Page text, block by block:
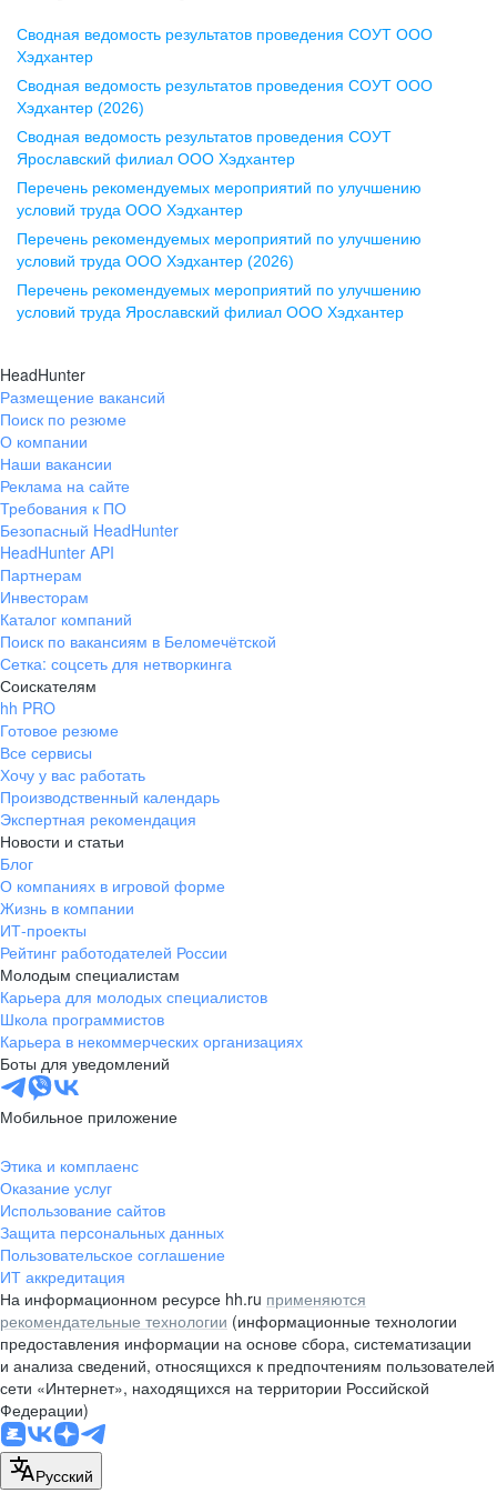
Воронеж
ул. Комиссаржевской, д. 10,
офис 1212
+7 473 280-05-05
pr@vrn.hh.ru
ул. Спартаковская, д. 2А, этаж 3,
помещение 15
+7 843 212-12-50
Екатеринбург
ул. Боевых Дружин, стр. 20,
+7 343 226-79-99
pr@ural.hh.ru
ул. Янковского, д. 169, 7 этаж,
706 каб.
+7 861 205-55-57
pr@krd.hh.ru
Владивосток
пер. Ланинский д. 4, офис 3.4
+7 423 202-33-28
pr@dv.hh.ru
Новосибирск
ул. Большевистская, д. 35,
помещение 21
+7 383 207-94-64
pr@nsk.hh.ru
Минск
пр-т Дзержинского, д. 57,
10 этаж, помещение 45-1
pr@rabota.by
Алматы
пр. Абая, д. 151, БЦ Алатау,
12 этаж, офис 1209
+7 727 232-13-13
pr@headhunter.com.kz
Сводная ведомость результатов проведения СОУТ ООО
Хэдхантер
Сводная ведомость результатов проведения СОУТ ООО
Хэдхантер (2026)
Сводная ведомость результатов проведения СОУТ
Ярославский филиал ООО Хэдхантер
Перечень рекомендуемых мероприятий по улучшению
условий труда ООО Хэдхантер
Перечень рекомендуемых мероприятий по улучшению
условий труда ООО Хэдхантер (2026)
Перечень рекомендуемых мероприятий по улучшению
условий труда Ярославский филиал ООО Хэдхантер
HeadHunter
Размещение вакансий
Поиск по резюме
О компании
Наши вакансии
Реклама на сайте
Требования к ПО
Безопасный HeadHunter
HeadHunter API
Партнерам
Инвесторам
Каталог компаний
Поиск по вакансиям в Беломечётской
Сетка: соцсеть для нетворкинга
Соискателям
hh PRO
Готовое резюме
Все сервисы
Хочу у вас работать
Производственный календарь
Экспертная рекомендация
Новости и статьи
Блог
О компаниях в игровой форме
Жизнь в компании
ИТ-проекты
Рейтинг работодателей России
Молодым специалистам
Карьера для молодых специалистов
Школа программистов
Карьера в некоммерческих организациях
Боты для уведомлений
Мобильное приложение
Этика и комплаенс
Оказание услуг
Использование сайтов
Защита персональных данных
Пользовательское соглашение
ИТ аккредитация
На информационном ресурсе hh.ru применяются
рекомендательные технологии (информационные технологии
предоставления информации на основе сбора, систематизации
и анализа сведений, относящихся к предпочтениям пользователей
сети «Интернет», находящихся на территории Российской
Федерации)
Русский